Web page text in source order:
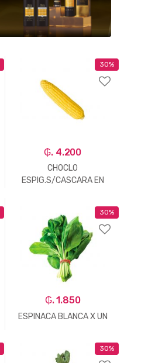
30%
₲. 4.200
CHOCLO
ESPIG.S/CASCARA EN
Un. +
30%
₲. 1.850
ESPINACA BLANCA X UN
Un. +
30%